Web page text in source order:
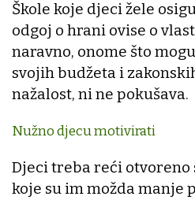
Škole koje djeci žele
odgoj o hrani ovise o
naravno, onome što
svojih budžeta i
nažalost, ni ne pokušava.
Nužno djecu motivirati
Djeci treba reći otvoreno
koje su im možda manje